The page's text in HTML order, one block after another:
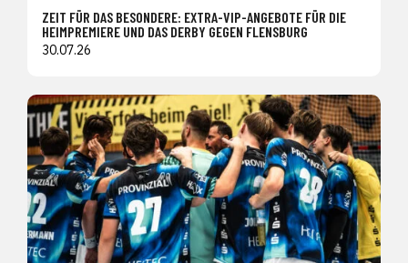
ZEIT FÜR DAS BESONDERE: EXTRA-VIP-ANGEBOTE FÜR DIE
HEIMPREMIERE UND DAS DERBY GEGEN FLENSBURG
30.07.26